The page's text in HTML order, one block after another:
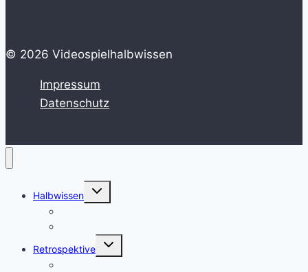
© 2026 Videospielhalbwissen
Impressum
Datenschutz
Halbwissen
Untermenü
Retrospektive
Untermenü